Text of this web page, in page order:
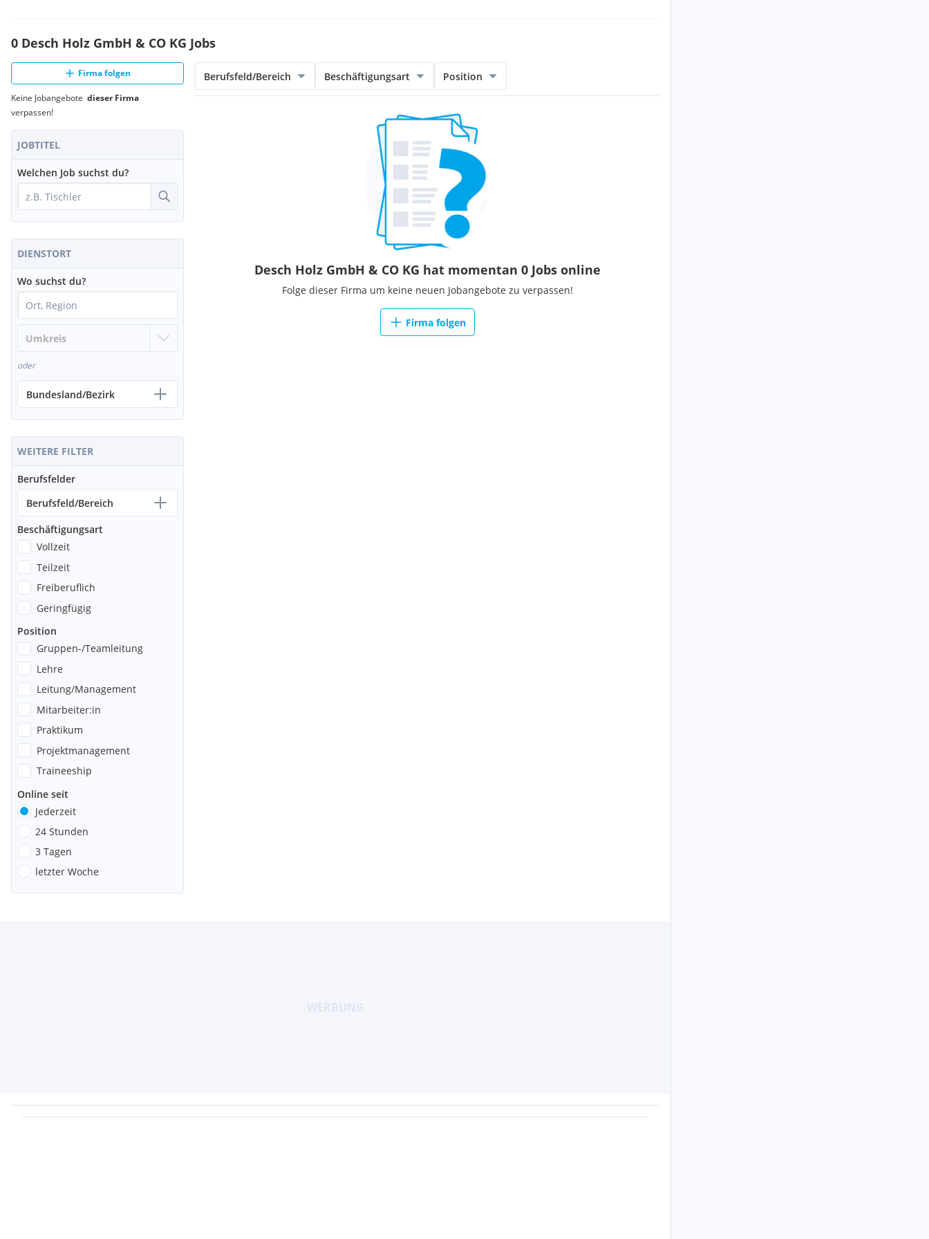
0 Desch Holz GmbH & CO KG Jobs
Firma folgen
Keine Jobangebote dieser Firma
verpassen!
JOBTITEL
Welchen Job suchst du?
DIENSTORT
Wo suchst du?
oder
Bundesland/Bezirk
WEITERE FILTER
Berufsfelder
Berufsfeld/Bereich
Beschäftigungsart
Vollzeit
Teilzeit
Freiberuflich
Geringfügig
Position
Gruppen-/Teamleitung
Lehre
Leitung/Management
Mitarbeiter:in
Praktikum
Projektmanagement
Traineeship
Online seit
Jederzeit
24 Stunden
3 Tagen
letzter Woche
Berufsfeld/Bereich Beschäftigungsart Position
Desch Holz GmbH & CO KG hat momentan 0 Jobs online
Folge dieser Firma um keine neuen Jobangebote zu verpassen!
Firma folgen